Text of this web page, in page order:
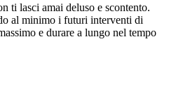
ti lasci amai deluso e scontento.
al minimo i futuri interventi di
e durare a lungo nel tempo